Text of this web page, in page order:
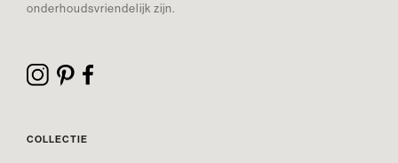
onderhoudsvriendelijk zijn.
COLLECTIE